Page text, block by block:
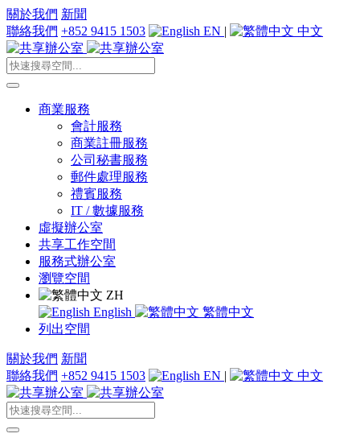
關於我們 新聞
聯絡我們 +852 9415 1503 EN | 中文
商業服務
會計服務
商業註冊服務
公司秘書服務
郵件處理服務
禮賓服務
IT / 數據服務
虛擬辦公室
共享工作空間
服務式辦公室
瀏覽空間
ZH
English
繁體中文
列出空間
關於我們 新聞
聯絡我們 +852 9415 1503 EN | 中文